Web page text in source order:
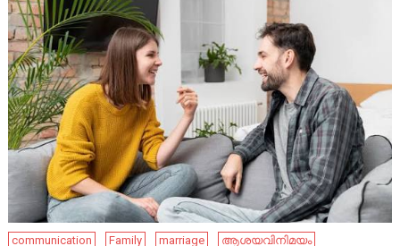
communication Family marriage
ആശയവിനിമയം